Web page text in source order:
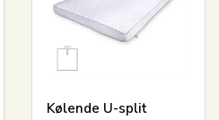
Kølende U-split